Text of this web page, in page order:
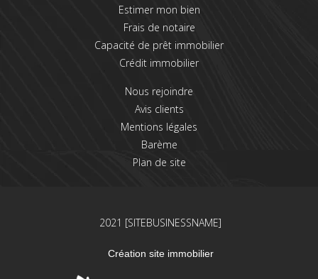
Estimer mon bien
Frais de notaire
Capacité de prêt immobilier
Crédit immobilier
Nous rejoindre
Avis clients
Mentions légales
Barème
Plan de site
2021 [SITEBUSINESSNAME]
Création site immobilier